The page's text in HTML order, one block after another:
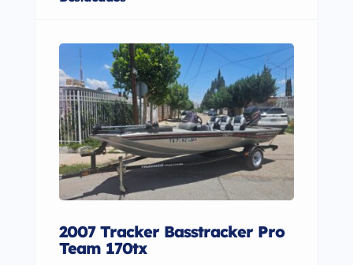
2007 Tracker Basstracker Pro
Team 170tx